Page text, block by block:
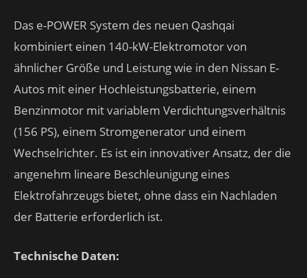
Das e-POWER System des neuen Qashqai
kombiniert einen 140-kW-Elektromotor von
ähnlicher Größe und Leistung wie in den Nissan E-
Autos mit einer Hochleistungsbatterie, einem
Benzinmotor mit variablem Verdichtungsverhältnis
(156 PS), einem Stromgenerator und einem
Wechselrichter. Es ist ein innovativer Ansatz, der die
angenehm lineare Beschleunigung eines
Elektrofahrzeugs bietet, ohne dass ein Nachladen
der Batterie erforderlich ist.
Technische Daten: